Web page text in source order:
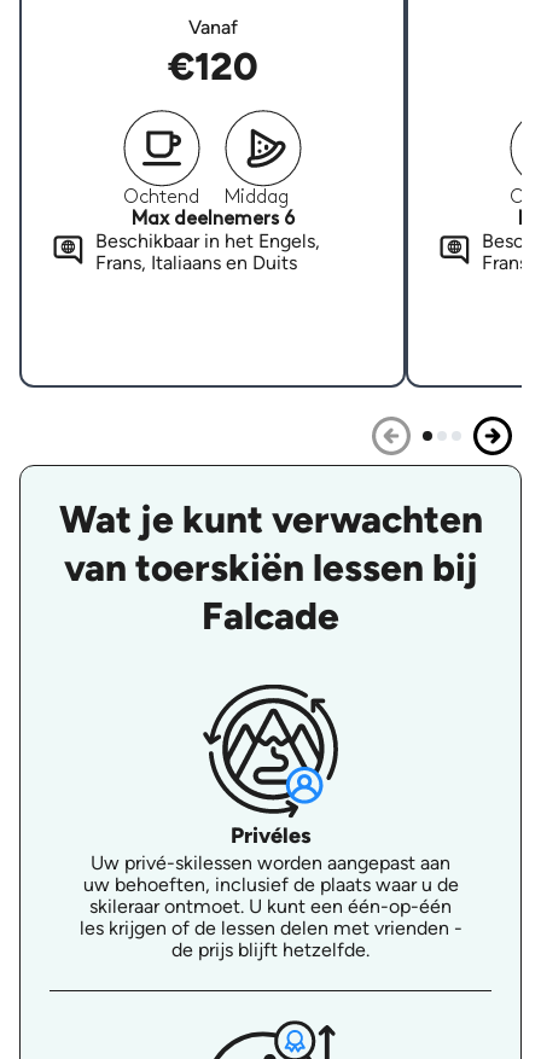
Vanaf
€120
Ochtend
Middag
Max deelnemers 6
Beschikbaar in het Engels,
Frans, Italiaans en Duits
Frans,
Wat je kunt verwachten
van toerskiën lessen bij
Falcade
Privéles
Uw privé-skilessen worden aangepast aan
uw behoeften, inclusief de plaats waar u de
skileraar ontmoet. U kunt een één-op-één
les krijgen of de lessen delen met vrienden -
de prijs blijft hetzelfde.